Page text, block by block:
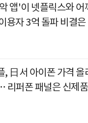
앱'이 넷플릭스와
용자 3억 돌파 비결은
, 日서 아이폰 가격
리퍼폰 패널은 신제